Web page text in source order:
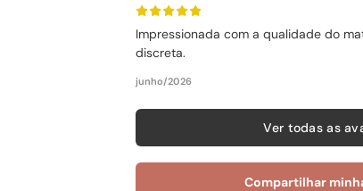
Impressionada com a qualidade do
discreta.
junho/2026
Ver todas as
Compartilhar